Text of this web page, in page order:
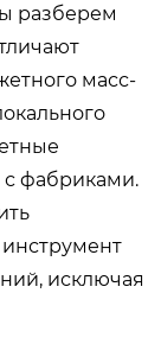
разберем
масс-
фабриками.
исключая